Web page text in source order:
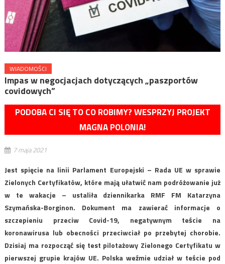
WIADOMOŚCI
Impas w negocjacjach dotyczących „paszportów
covidowych”
PODOBA CI SIĘ TO CO ROBIMY? WESPRZYJ PROJEKT
MAGNA POLONIA!
7 maja 2021
Jest spięcie na linii Parlament Europejski – Rada UE w sprawie
Zielonych Certyfikatów, które mają ułatwić nam podróżowanie już
w te wakacje – ustaliła dziennikarka RMF FM Katarzyna
Szymańska-Borginon. Dokument ma zawierać informacje o
szczepieniu przeciw Covid-19, negatywnym teście na
koronawirusa lub obecności przeciwciał po przebytej chorobie.
Dzisiaj ma rozpocząć się test pilotażowy Zielonego Certyfikatu w
pierwszej grupie krajów UE. Polska weźmie udział w teście pod